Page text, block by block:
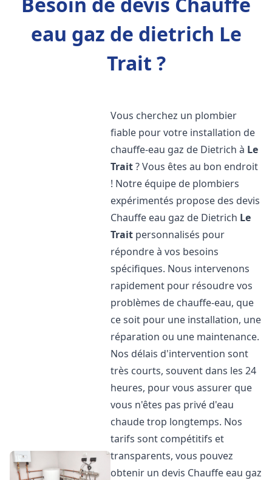
eau gaz de dietrich Le
Trait ?
Vous cherchez un plombier
fiable pour votre installation de
chauffe-eau gaz de Dietrich à Le
Trait? Vous êtes au bon endroit
! Notre équipe de plombiers
expérimentés propose des devis
Chauffe eau gaz de Dietrich Le
Trait personnalisés pour
répondre à vos besoins
spécifiques. Nous intervenons
rapidement pour résoudre vos
problèmes de chauffe-eau, que
ce soit pour une installation, une
réparation ou une maintenance.
Nos délais d'intervention sont
très courts, souvent dans les 24
heures, pour vous assurer que
vous n'êtes pas privé d'eau
chaude trop longtemps. Nos
tarifs sont compétitifs et
transparents, vous pouvez
obtenir un devis Chauffe eau gaz